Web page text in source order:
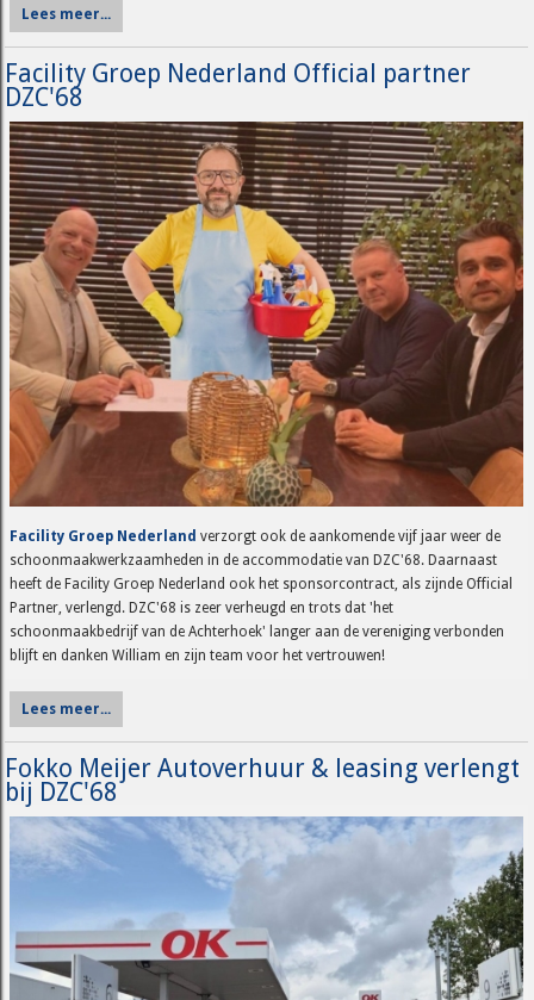
Lees meer...
Facility Groep Nederland Official partner
DZC'68
Facility Groep Nederland verzorgt ook de aankomende vijf jaar weer de
schoonmaakwerkzaamheden in de accommodatie van DZC'68. Daarnaast
heeft de Facility Groep Nederland ook het sponsorcontract, als zijnde Official
Partner, verlengd. DZC'68 is zeer verheugd en trots dat 'het
schoonmaakbedrijf van de Achterhoek' langer aan de vereniging verbonden
blijft en danken William en zijn team voor het vertrouwen!
Lees meer...
Fokko Meijer Autoverhuur & leasing verlengt
bij DZC'68